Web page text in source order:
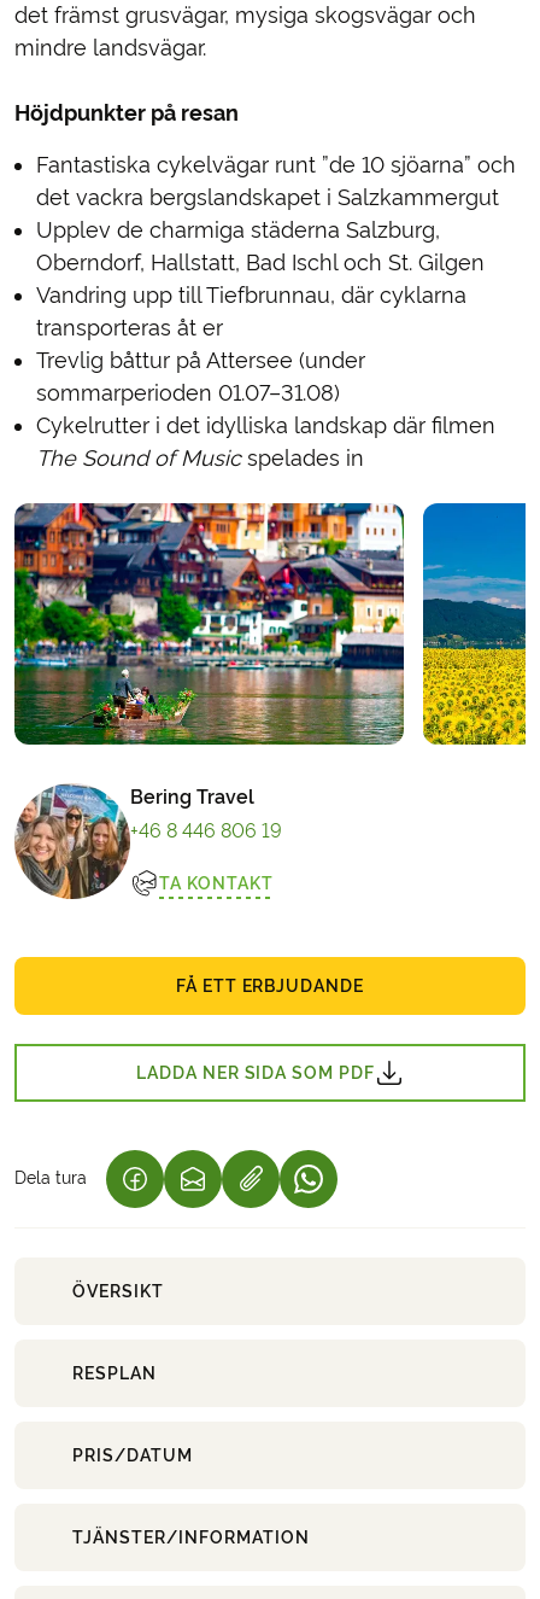
det främst grusvägar, mysiga skogsvägar och
mindre landsvägar.
Höjdpunkter på resan
Fantastiska cykelvägar runt ”de 10 sjöarna” och
det vackra bergslandskapet i Salzkammergut
Upplev de charmiga städerna Salzburg,
Oberndorf, Hallstatt, Bad Ischl och St. Gilgen
Vandring upp till Tiefbrunnau, där cyklarna
transporteras åt er
Trevlig båttur på Attersee (under
sommarperioden 01.07–31.08)
Cykelrutter i det idylliska landskap där filmen
The Sound of Musicspelades in
Bering Travel
+46 8 446 806 19
TA KONTAKT
FÅ ETT ERBJUDANDE
LADDA NER SIDA SOM PDF
Dela tura (LÄNKEN ÖPPNAS I EN NY FLIK)
(LÄNKEN ÖPPNAS I EN NY FLIK)
(LÄNKEN ÖPPNAS I EN
ÖVERSIKT
RESPLAN
PRIS/DATUM
TJÄNSTER/INFORMATION